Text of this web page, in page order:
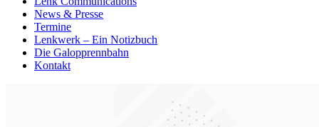
News & Presse
Termine
Lenkwerk – Ein Notizbuch
Die Galopprennbahn
Kontakt